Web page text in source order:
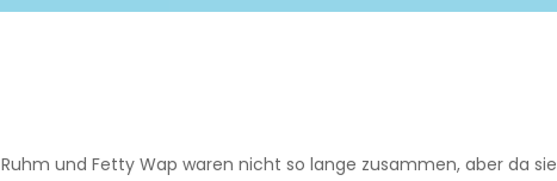
Ruhm und Fetty Wap waren nicht so lange zusammen, aber da sie